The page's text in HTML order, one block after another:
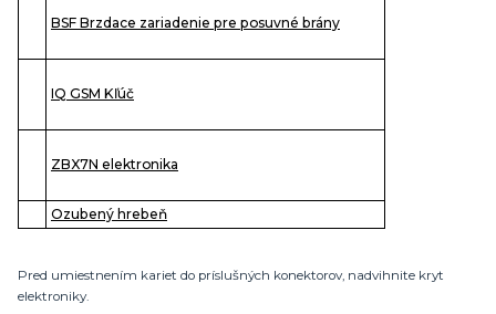
BSF Brzdace zariadenie pre posuvné brány
IQ GSM Kľúč
ZBX7N elektronika
Ozubený hrebeň
Pred umiestnením kariet do príslušných konektorov, nadvihnite kryt
elektroniky.